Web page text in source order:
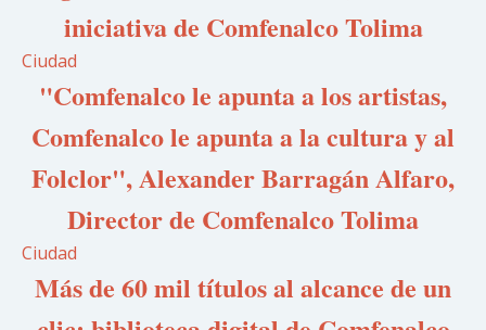
iniciativa de Comfenalco Tolima
Ciudad
"Comfenalco le apunta a los artistas,
Comfenalco le apunta a la cultura y al
Folclor", Alexander Barragán Alfaro,
Director de Comfenalco Tolima
Ciudad
Más de 60 mil títulos al alcance de un